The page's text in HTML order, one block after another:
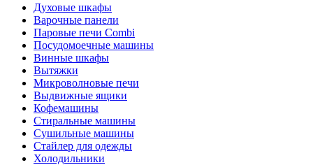
Духовые шкафы
Варочные панели
Паровые печи Combi
Посудомоечные машины
Винные шкафы
Вытяжки
Микроволновые печи
Выдвижные ящики
Кофемашины
Стиральные машины
Сушильные машины
Стайлер для одежды
Холодильники